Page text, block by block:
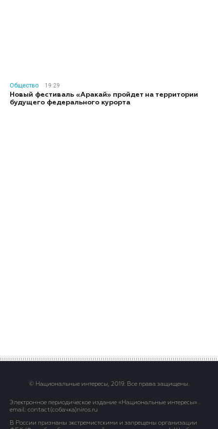
Общество
19:29
Новый фестиваль «Аракай» пройдет на территории
будущего федерального курорта
© Национальные интересы, 2019. Все права защищены.
Электронное периодическое издание «Национальные интересы» .
email: contact(сoбaчка)niros.ru
В России признаны экстремистскими и запрещены организации